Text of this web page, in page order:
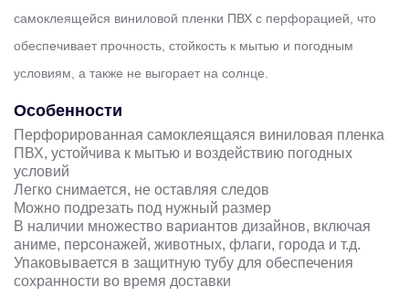
самоклеящейся виниловой пленки ПВХ с перфорацией, что
обеспечивает прочность, стойкость к мытью и погодным
условиям, а также не выгорает на солнце.
Особенности
Перфорированная самоклеящаяся виниловая пленка
ПВХ, устойчива к мытью и воздействию погодных
условий
Легко снимается, не оставляя следов
Можно подрезать под нужный размер
В наличии множество вариантов дизайнов, включая
аниме, персонажей, животных, флаги, города и т.д.
Упаковывается в защитную тубу для обеспечения
сохранности во время доставки